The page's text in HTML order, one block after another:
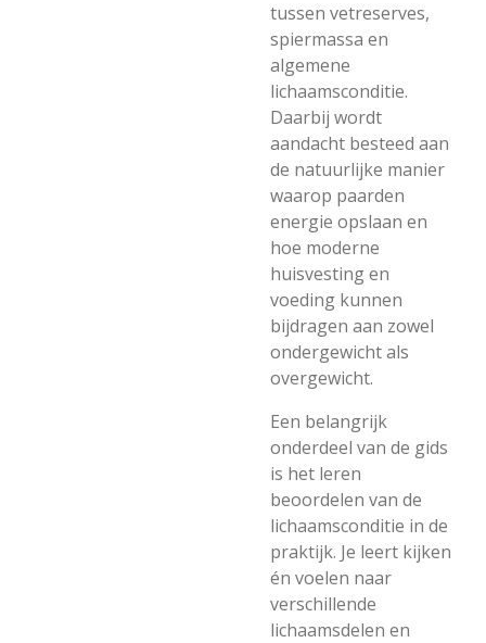
tussen vetreserves,
spiermassa en
algemene
lichaamsconditie.
Daarbij wordt
aandacht besteed aan
de natuurlijke manier
waarop paarden
energie opslaan en
hoe moderne
huisvesting en
voeding kunnen
bijdragen aan zowel
ondergewicht als
overgewicht.
Een belangrijk
onderdeel van de gids
is het leren
beoordelen van de
lichaamsconditie in de
praktijk. Je leert kijken
én voelen naar
verschillende
lichaamsdelen en